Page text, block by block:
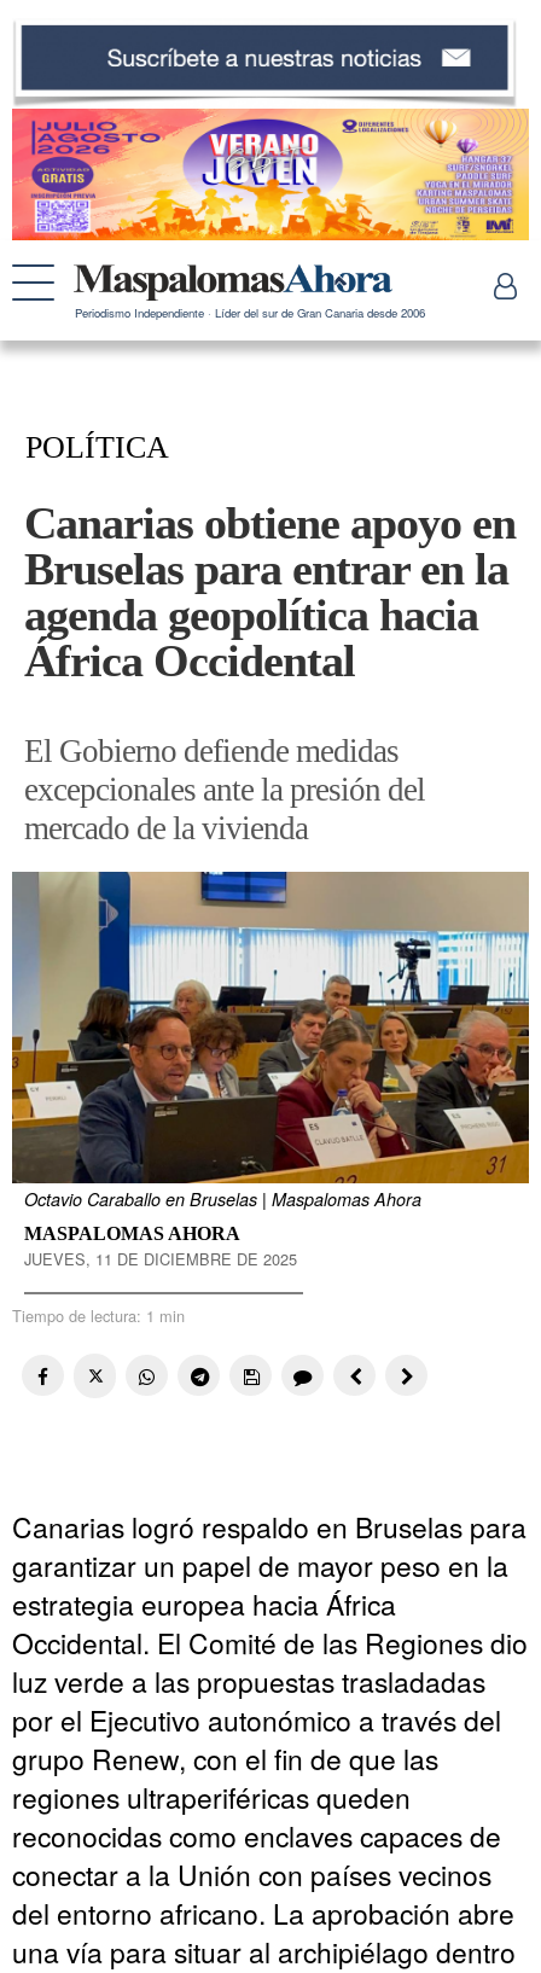
Periodismo Independiente · Líder del sur de Gran Canaria desde 2006
POLÍTICA
Canarias obtiene apoyo en
Bruselas para entrar en la
agenda geopolítica hacia
África Occidental
El Gobierno defiende medidas
excepcionales ante la presión del
mercado de la vivienda
Octavio Caraballo en Bruselas | Maspalomas Ahora
MASPALOMAS AHORA
JUEVES, 11 DE DICIEMBRE DE 2025
Tiempo de lectura: 1 min
Canarias logró respaldo en Bruselas para
garantizar un papel de mayor peso en la
estrategia europea hacia África
Occidental. El Comité de las Regiones dio
luz verde a las propuestas trasladadas
por el Ejecutivo autonómico a través del
grupo Renew, con el fin de que las
regiones ultraperiféricas queden
reconocidas como enclaves capaces de
conectar a la Unión con países vecinos
del entorno africano. La aprobación abre
una vía para situar al archipiélago dentro